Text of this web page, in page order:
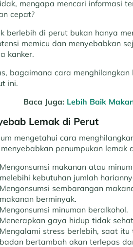
mengapa mencari informasi
cepat?
berlebih di perut bukan hanya
memicu dan menyebabkan
kanker.
bagaimana cara
ini.
Baca Juga: Lebih Baik
Lemak di Perut
mengetahui cara
penumpukan lemak
Mengonsumsi makanan atau
melebihi kebutuhan jumlah
Mengonsumsi sembarangan
makanan berminyak.
Mengonsumsi minuman beralkohol.
Menerapkan gaya hidup tidak
Mengalami stress berlebih, saat
badan bertambah akan terlepas